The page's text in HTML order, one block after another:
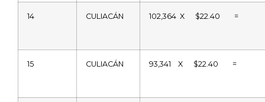
14 CULIACÁN 102,364 X $22.40 =
15 CULIACÁN 93,341 X $22.40 =